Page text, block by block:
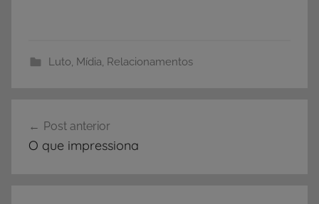
Luto, Mídia, Relacionamentos
de
Post anterior
O que impressiona